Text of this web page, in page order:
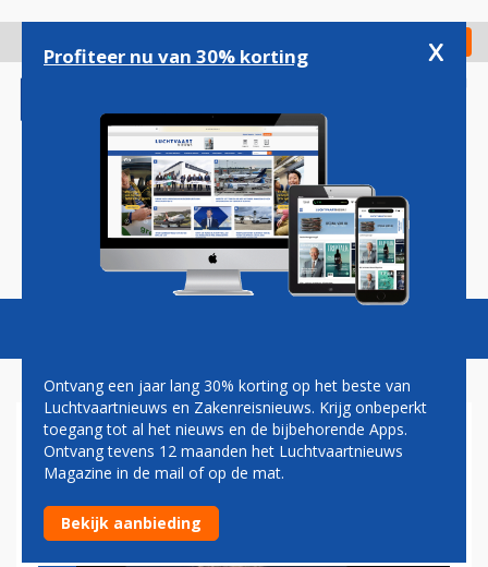
gaan
Check in
Magazine Podcasts Vacatures
FOKKER-TOPMAN WORDT
CEO VAN MOEDERBEDRIJF
GKN AEROSPACE
Profiteer nu van 30% korting x
Ontvang een jaar lang 30% korting op het beste van
Luchtvaartnieuws en Zakenreisnieuws. Krijg onbeperkt
toegang tot al het nieuws en de bijbehorende Apps.
Ontvang tevens 12 maanden het Luchtvaartnieuws
Magazine in de mail of op de mat.
Bekijk aanbieding